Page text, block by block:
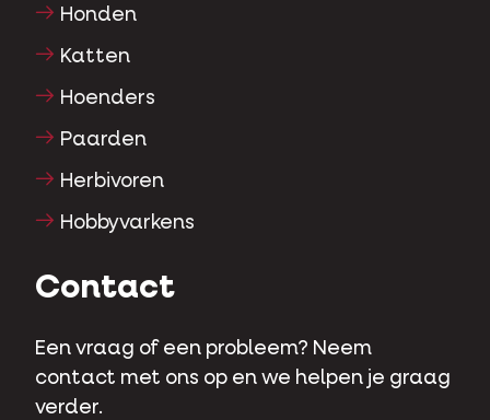
Honden
Katten
Hoenders
Paarden
Herbivoren
Hobbyvarkens
Contact
Een vraag of een probleem? Neem
contact met ons op en we helpen je graag
verder.